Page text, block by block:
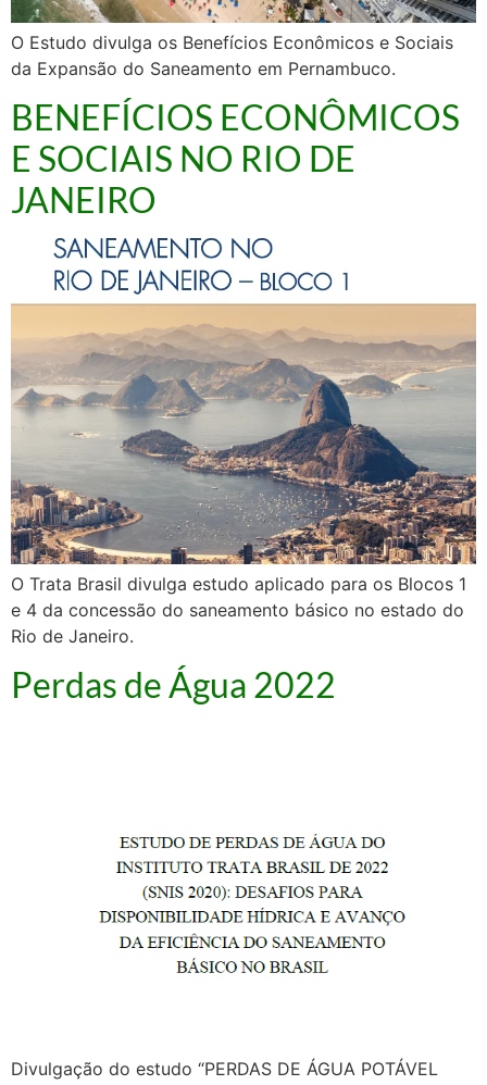
O Estudo divulga os Benefícios Econômicos e Sociais
da Expansão do Saneamento em Pernambuco.
BENEFÍCIOS ECONÔMICOS
E SOCIAIS NO RIO DE
JANEIRO
O Trata Brasil divulga estudo aplicado para os Blocos 1
e 4 da concessão do saneamento básico no estado do
Rio de Janeiro.
Perdas de Água 2022
Divulgação do estudo “PERDAS DE ÁGUA POTÁVEL